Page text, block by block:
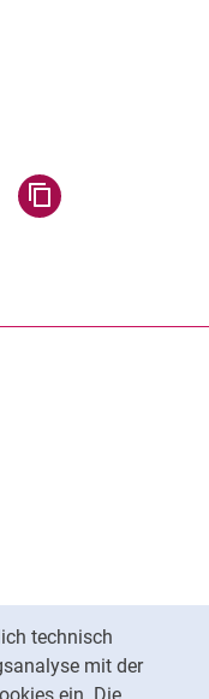
technisch
mit der
teilen
WhatsApp teilen
Seite über Facebook